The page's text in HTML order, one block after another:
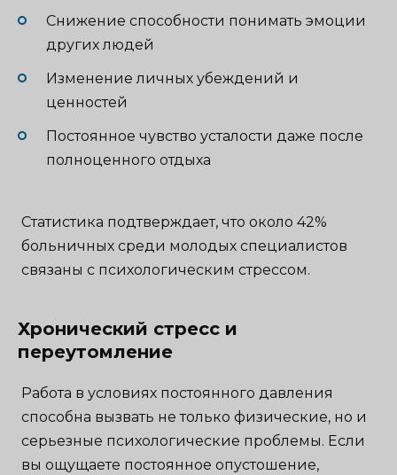
Снижение способности понимать эмоции
других людей
Изменение личных убеждений и
ценностей
Постоянное чувство усталости даже после
полноценного отдыха
Статистика подтверждает, что около 42%
больничных среди молодых специалистов
связаны с психологическим стрессом.
Хронический стресс и
переутомление
Работа в условиях постоянного давления
способна вызвать не только физические, но и
серьезные психологические проблемы. Если
вы ощущаете постоянное опустошение,